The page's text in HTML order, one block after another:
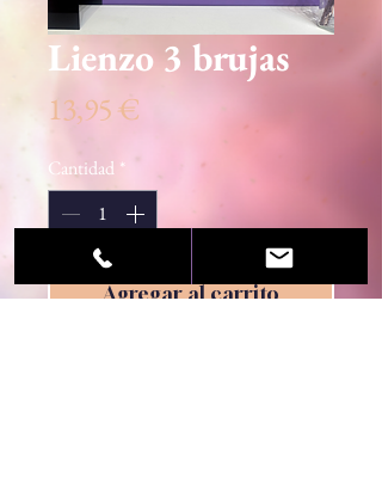
Lienzo 3 brujas
13,95 €
Cantidad *
Agregar al carrito